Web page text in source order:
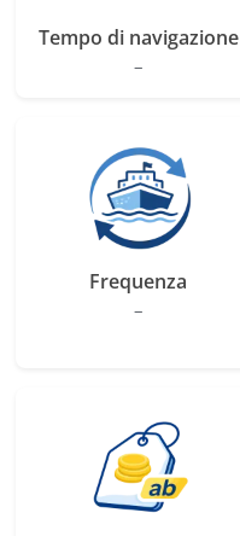
Tempo di navigazione
–
Frequenza
–